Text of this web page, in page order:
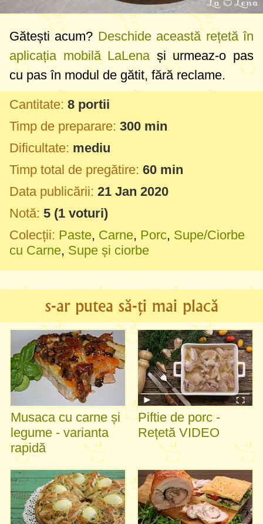
Gătești acum? Deschide această rețetă în
aplicația mobilă LaLenași urmeaz-o pas
cu pas în modul de gătit, fără reclame.
Cantitate: 8 portii
Timp de preparare: 300 min
Dificultate: mediu
Timp total de pregătire: 60 min
Data publicării: 21 Jan 2020
Notă: 5 (1 voturi)
Colecții: Paste, Carne, Porc, Supe/Ciorbe
cu Carne, Supe și ciorbe
s-ar putea să-ți mai placă
Musaca cu carne și
legume - varianta
rapidă
Piftie de porc -
Rețetă VIDEO